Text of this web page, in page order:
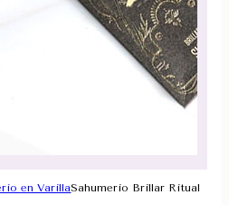
en VarillaSahumerio Brillar Ritual